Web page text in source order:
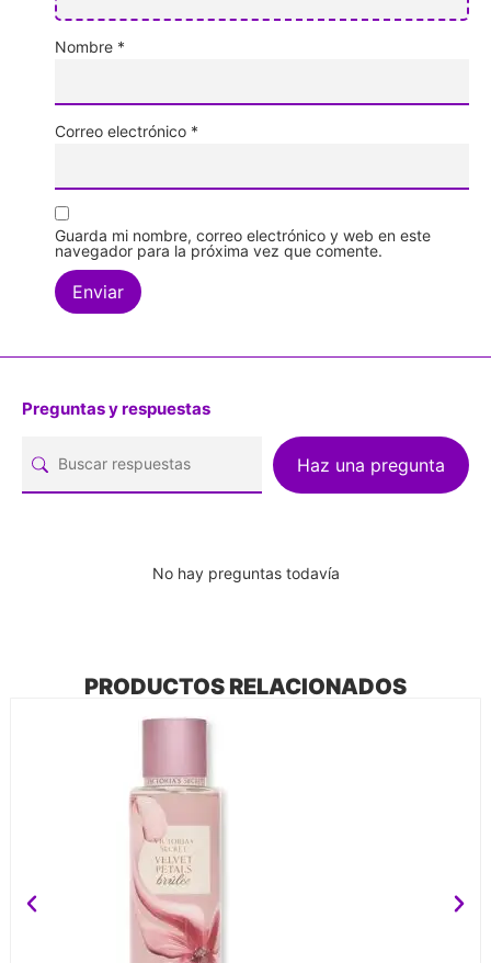
Nombre *
Correo electrónico *
Guarda mi nombre, correo electrónico y web en este
navegador para la próxima vez que comente.
Preguntas y respuestas
Haz una pregunta
No hay preguntas todavía
PRODUCTOS RELACIONADOS